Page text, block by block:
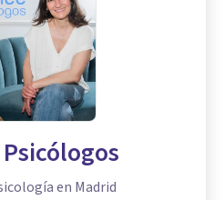
en Madrid